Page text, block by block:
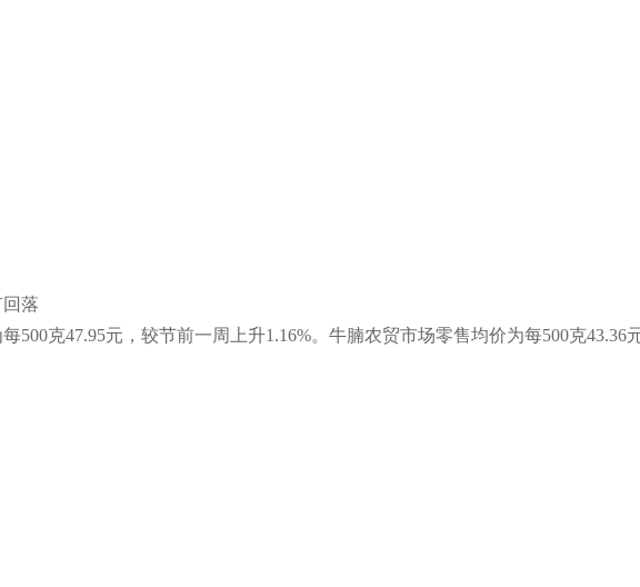
落
克47.95元，较节前一周上升1.16%。牛腩农贸市场零售均价为每500克43.36